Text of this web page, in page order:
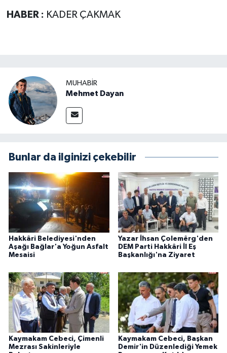
HABER : KADER ÇAKMAK
MUHABIR
Mehmet Dayan
Bunlar da ilginizi çekebilir
Hakkâri Belediyesi'nden
Aşağı Bağlar'a Yoğun Asfalt
Mesaisi
Yazar İhsan Çolemêrg'den
DEM Parti Hakkâri İl Eş
Başkanlığı'na Ziyaret
Kaymakam Cebeci, Çimenli
Mezrası Sakinleriyle
Kaymakam Cebeci, Başkan
Demir'in Düzenlediği Yemek